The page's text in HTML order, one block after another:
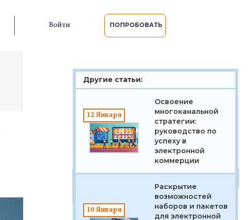
Войти ПОПРОБОВАТЬ
Другие статьи:
12 Января
Освоение
многоканальной
стратегии:
руководство по
успеху в
электронной
коммерции
10 Января
Раскрытие
возможностей
наборов и пакетов
для электронной
Тарифы
Контакты